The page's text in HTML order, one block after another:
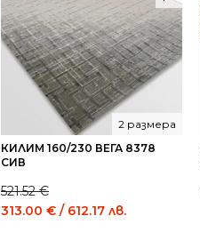
КИЛИМ 160/230 ВЕГА 8378
СИВ
2 размера
521.52€
Original
313.00 € / 612.17 лв.